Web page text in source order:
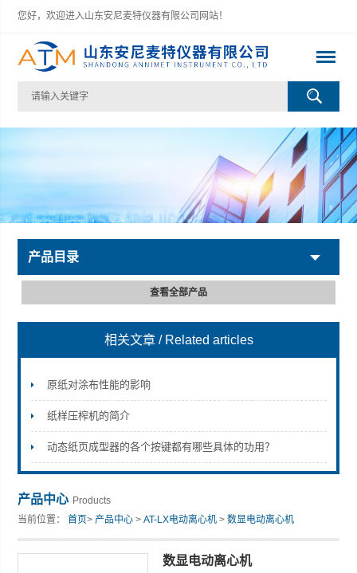
您好，欢迎进入山东安尼麦特仪器有限公司网站！
山东安尼麦特仪器有限公司
产品目录
查看全部产品
相关文章 / Related articles
原纸对涂布性能的影响
纸样压榨机的简介
动态纸页成型器的各个按键都有哪些具体的功用？
产品中心 Products
当前位置：首页>产品中心 >AT-LX电动离心机 >数显电动离心机
数显电动离心机